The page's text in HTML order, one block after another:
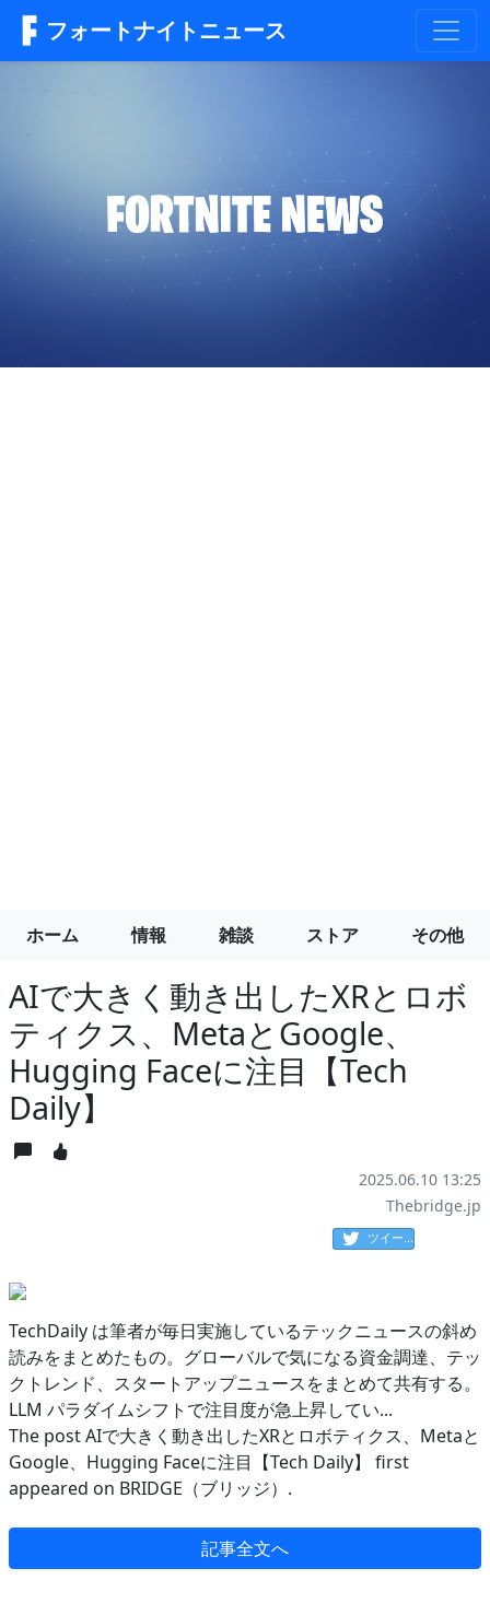
フォートナイトニュース
ホーム 情報 雑談 ストア その他
AIで大きく動き出したXRとロボ
ティクス、MetaとGoogle、
Hugging Faceに注目【Tech
Daily】
2025.06.10 13:25
Thebridge.jp
ツイート
TechDaily は筆者が毎日実施しているテックニュースの斜め
読みをまとめたもの。グローバルで気になる資金調達、テッ
クトレンド、スタートアップニュースをまとめて共有する。
LLM パラダイムシフトで注目度が急上昇してい...
The post AIで大きく動き出したXRとロボティクス、Metaと
Google、Hugging Faceに注目【Tech Daily】 first
appeared on BRIDGE（ブリッジ）.
記事全文へ